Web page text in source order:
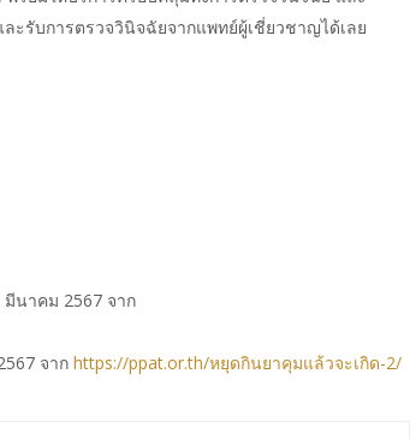
ะรับการตรวจวินิจฉัยจากแพทย์ผู้เชี่ยวชาญได้เลย
นาคม 2567 จาก
จาก https://ppat.or.th/หยุดกินยาคุมแล้วจะเกิด-2/